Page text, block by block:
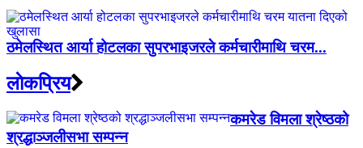
ठमेलस्थित आर्या होटलका सुपरभाइजरले कर्मचारीमाथि चरम...
लाेकप्रिय
कमरेड विमला श्रेष्ठको
श्रद्धाञ्जलीसभा सम्पन्न